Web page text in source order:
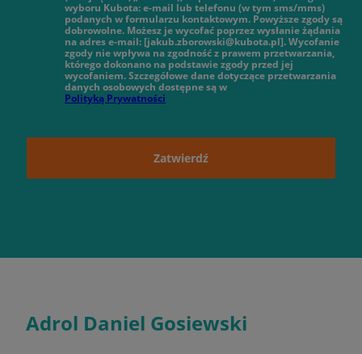
wyboru Kubota: e-mail lub telefonu (w tym sms/mms)
podanych w formularzu kontaktowym. Powyższe zgody są
dobrowolne. Możesz je wycofać poprzez wysłanie żądania
na adres e-mail: [jakub.zborowski@kubota.pl]. Wycofanie
zgody nie wpływa na zgodność z prawem przetwarzania,
którego dokonano na podstawie zgody przed jej
wycofaniem. Szczegółowe dane dotyczące przetwarzania
danych osobowych dostępne są w
Polityką Prywatności
Zatwierdź
Adrol Daniel Gosiewski